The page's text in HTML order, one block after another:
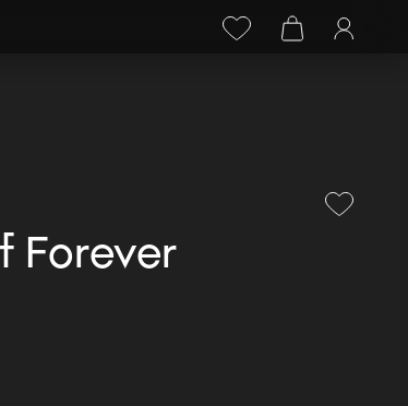
+38 (068) 778-40-38
Forever